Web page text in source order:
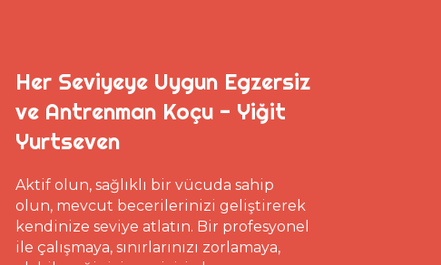
Her Seviyeye Uygun Egzersiz
ve Antrenman Koçu - Yiğit
Yurtseven
Aktif olun, sağlıklı bir vücuda sahip
olun, mevcut becerilerinizi geliştirerek
kendinize seviye atlatın. Bir profesyonel
ile çalışmaya, sınırlarınızı zorlamaya,